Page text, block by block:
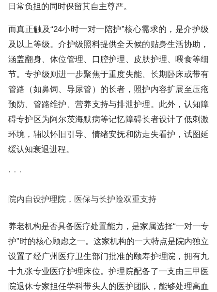
日常负担的同时保留其自主尊严。
而真正触及“24小时一对一陪护”核心需求的，是介护级
及以上等级。介护级照料提供全天候的贴身生活协助，
涵盖翻身、体位管理、口腔护理、皮肤护理、喂食等细
节。专护级则进一步聚焦于重度失能、长期卧床或带有
管路（如鼻饲、导尿管）的长者，照护内容扩展至压疮
预防、管路维护、营养支持与排泄护理。此外，认知障
碍专护区为阿尔茨海默病等记忆障碍长者设计了低刺激
环境，辅以怀旧引导、情绪安抚和防走失看护，试图延
缓认知衰退进程。
· · ·
院内自设护理院，医保与长护险双重支持
养老机构是否具备医疗处置能力，是家属选择“一对一专
护”时的核心顾虑之一。这家机构的一大特点是院内独立
设置了经广州医疗卫生部门批准的颐寿护理院，拥有九
十九张专业医疗护理床位。护理院配备了一支由三甲医
院退休专家担任学科带头人的医护团队，能够处理高血